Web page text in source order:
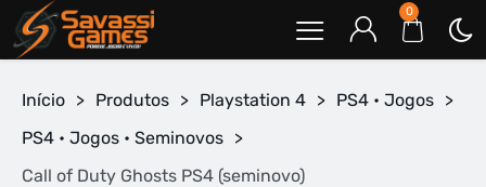
0
Início > Produtos > Playstation 4 > PS4 • Jogos >
PS4 • Jogos • Seminovos >
Call of Duty Ghosts PS4 (seminovo)